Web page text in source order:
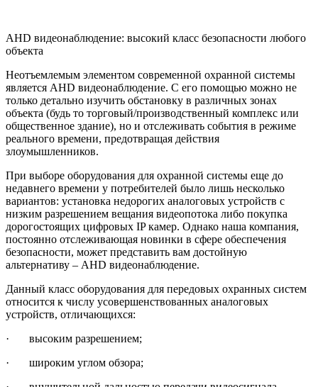
AHD видеонаблюдение: высокий класс безопасности любого
объекта
Неотъемлемым элементом современной охранной системы
является AHD видеонаблюдение. С его помощью можно не
только детально изучить обстановку в различных зонах
объекта (будь то торговый/производственный комплекс или
общественное здание), но и отслеживать события в режиме
реального времени, предотвращая действия
злоумышленников.
При выборе оборудования для охранной системы еще до
недавнего времени у потребителей было лишь несколько
вариантов: установка недорогих аналоговых устройств с
низким разрешением вещания видеопотока либо покупка
дорогостоящих цифровых IP камер. Однако наша компания,
постоянно отслеживающая новинки в сфере обеспечения
безопасности, может представить вам достойную
альтернативу – AHD видеонаблюдение.
Данный класс оборудования для передовых охранных систем
относится к числу усовершенствованных аналоговых
устройств, отличающихся:
· высоким разрешением;
· широким углом обзора;